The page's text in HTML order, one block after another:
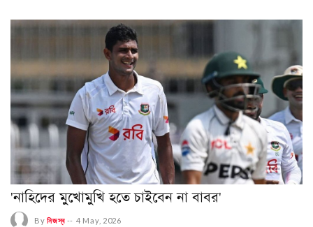
'নাহিদের মুখোমুখি হতে চাইবেন না বাবর'
Byনিজস্ব-- 4 May, 2026